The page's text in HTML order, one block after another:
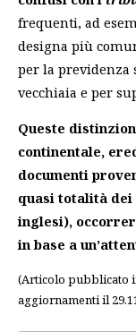
frequenti, ad
designa più
per la previdenza
vecchiaia e per
Queste
continentale,
documenti
quasi totalità dei
inglesi),
in base a
(Articolo pubblicato
aggiornamenti il